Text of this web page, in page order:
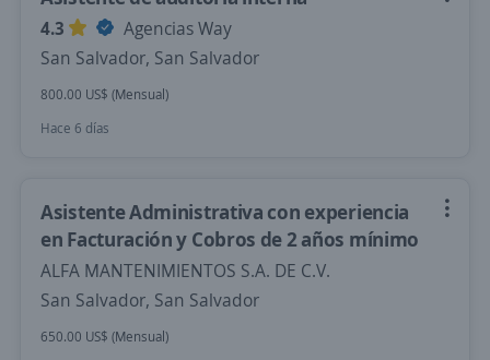
4.3
Agencias Way
San Salvador, San Salvador
800.00 US$ (Mensual)
Hace 6 días
Asistente Administrativa con experiencia
en Facturación y Cobros de 2 años mínimo
ALFA MANTENIMIENTOS S.A. DE C.V.
San Salvador, San Salvador
650.00 US$ (Mensual)